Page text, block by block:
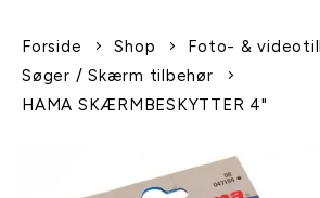
Forside Shop
Foto- &
Søger / Skærm tilbehør
HAMA SKÆRMBESKYTTER 4"